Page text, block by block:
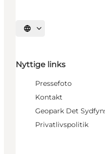
Vælg sprog
Nyttige links
Pressefoto
Kontakt
Geopark Det
Privatlivspolitik